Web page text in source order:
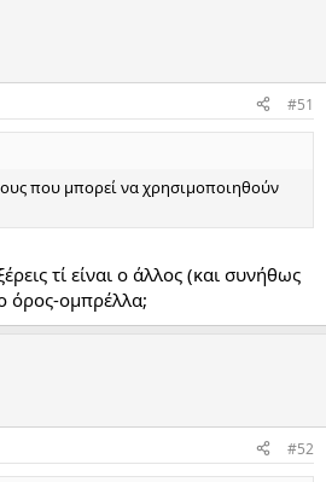
#51
που μπορεί να χρησιμοποιηθούν
τί είναι ο άλλος (και συνήθως
ο όρος-ομπρέλλα;
#52